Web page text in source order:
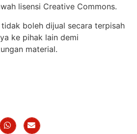
lisensi Creative Commons.
boleh dijual secara terpisah
ke pihak lain demi
material.